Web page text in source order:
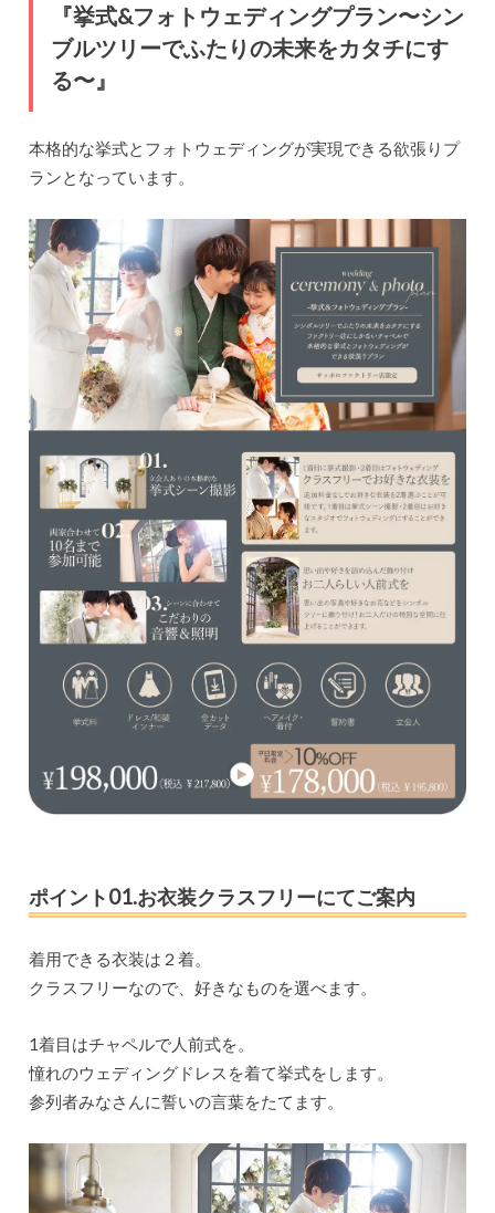
『挙式&フォトウェディングプラン〜シン
ブルツリーでふたりの未来をカタチにす
る〜』
本格的な挙式とフォトウェディングが実現できる欲張りプ
ランとなっています。
ポイント01.お衣装クラスフリーにてご案内
着用できる衣装は２着。
クラスフリーなので、好きなものを選べます。
1着目はチャペルで人前式を。
憧れのウェディングドレスを着て挙式をします。
参列者みなさんに誓いの言葉をたてます。